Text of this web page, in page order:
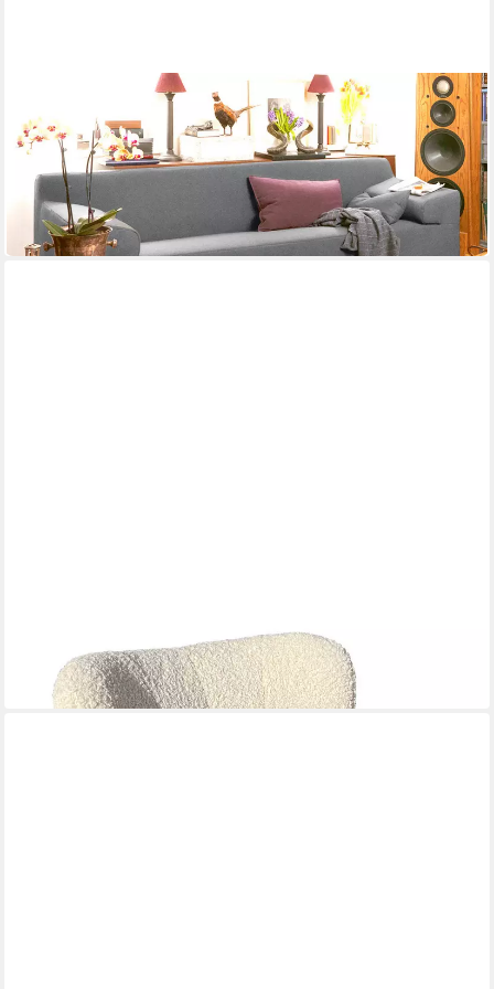
Sofa Rolf Benz Sofa Freistil 180 Couch Stoff grau 200 cm Fuß
schwarz
200 x 73 x 91 cm B/H/T
1.199,00 €
-14%
lieferbar in 2 Wochen
699,00 €
lieferbar in 3 Wochen